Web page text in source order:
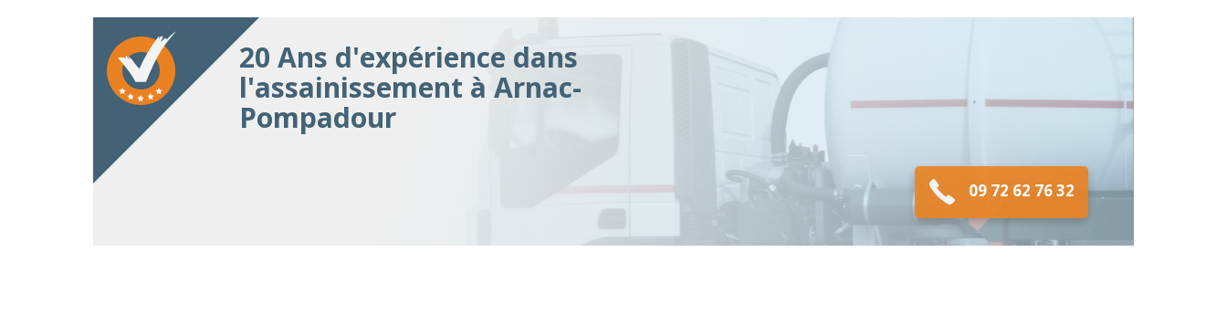
20 Ans d'expérience dans
l'assainissement à Arnac-
Pompadour
09 72 62 76 32